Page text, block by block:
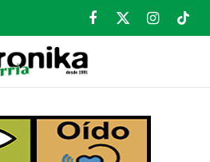
Facebook
X
Instagram